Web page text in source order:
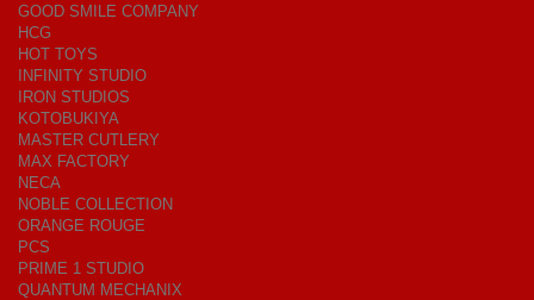
GOOD SMILE COMPANY
HCG
HOT TOYS
INFINITY STUDIO
IRON STUDIOS
KOTOBUKIYA
MASTER CUTLERY
MAX FACTORY
NECA
NOBLE COLLECTION
ORANGE ROUGE
PCS
PRIME 1 STUDIO
QUANTUM MECHANIX